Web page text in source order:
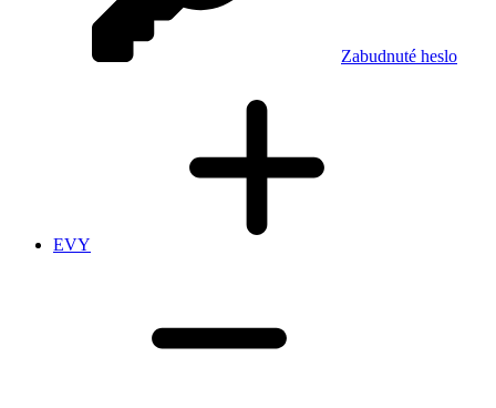
Zabudnuté heslo
EVY